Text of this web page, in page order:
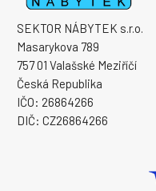
SEKTOR NÁBYTEK s.r.o.
Masarykova 789
757 01 Valašské Meziříčí
Česká Republika
IČO: 26864266
DIČ: CZ26864266